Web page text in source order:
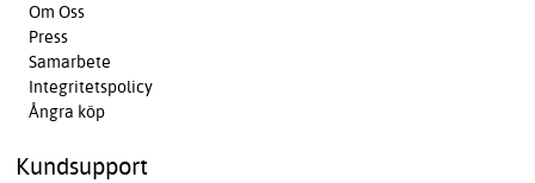
Om Oss
Press
Samarbete
Integritetspolicy
Ångra köp
Kundsupport